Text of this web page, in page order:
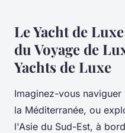
Le Yacht de
du Voyage de
Yachts de Luxe
Imaginez-vous
la Méditerranée, ou
l'Asie du Sud-Est, à